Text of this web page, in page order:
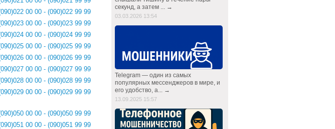
00 00 - (090)022 99 99
00 00 - (090)023 99 99
00 00 - (090)024 99 99
00 00 - (090)025 99 99
00 00 - (090)026 99 99
00 00 - (090)027 99 99
00 00 - (090)028 99 99
00 00 - (090)029 99 99
00 00 - (090)050 99 99
00 00 - (090)051 99 99
секунд, а затем ... →
03.03.2026 13:54
Telegram — один из самых
популярных мессенджеров в мире, и
его удобство, а... →
13.09.2025 15:57